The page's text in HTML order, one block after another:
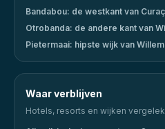
Bandabou: de westkant van
Otrobanda: de andere kant van
Pietermaai: hipste wijk van
Waar verblijven
Hotels, resorts en wijken